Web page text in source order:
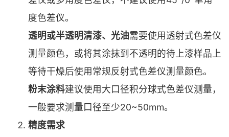
度色差仪。
透明或半透明清漆、光油需要使用透射式色差仪
测量颜色，或将其涂抹到不透明的待上漆样品上
等待干燥后使用常规反射式色差仪测量颜色。
粉末涂料建议使用大口径积分球式色差仪测量，
一般要求测量口径至少20~50mm。
精度需求